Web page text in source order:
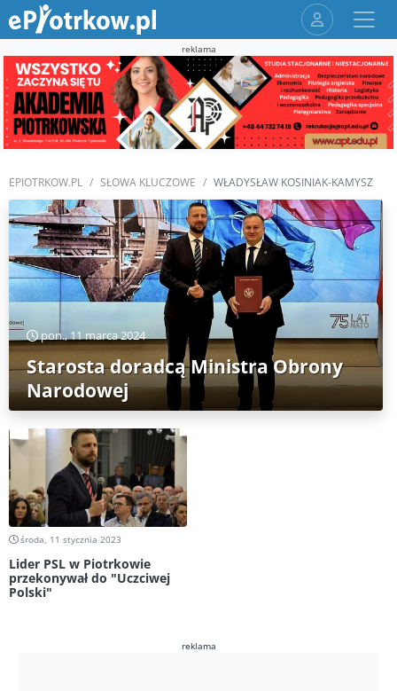
reklama
EPIOTRKOW.PL SŁOWA KLUCZOWE WŁADYSŁAW KOSINIAK-KAMYSZ
pon., 11 marca 2024
Starosta doradcą Ministra Obrony
Narodowej
środa, 11 stycznia 2023
Lider PSL w Piotrkowie
przekonywał do "Uczciwej
Polski"
reklama